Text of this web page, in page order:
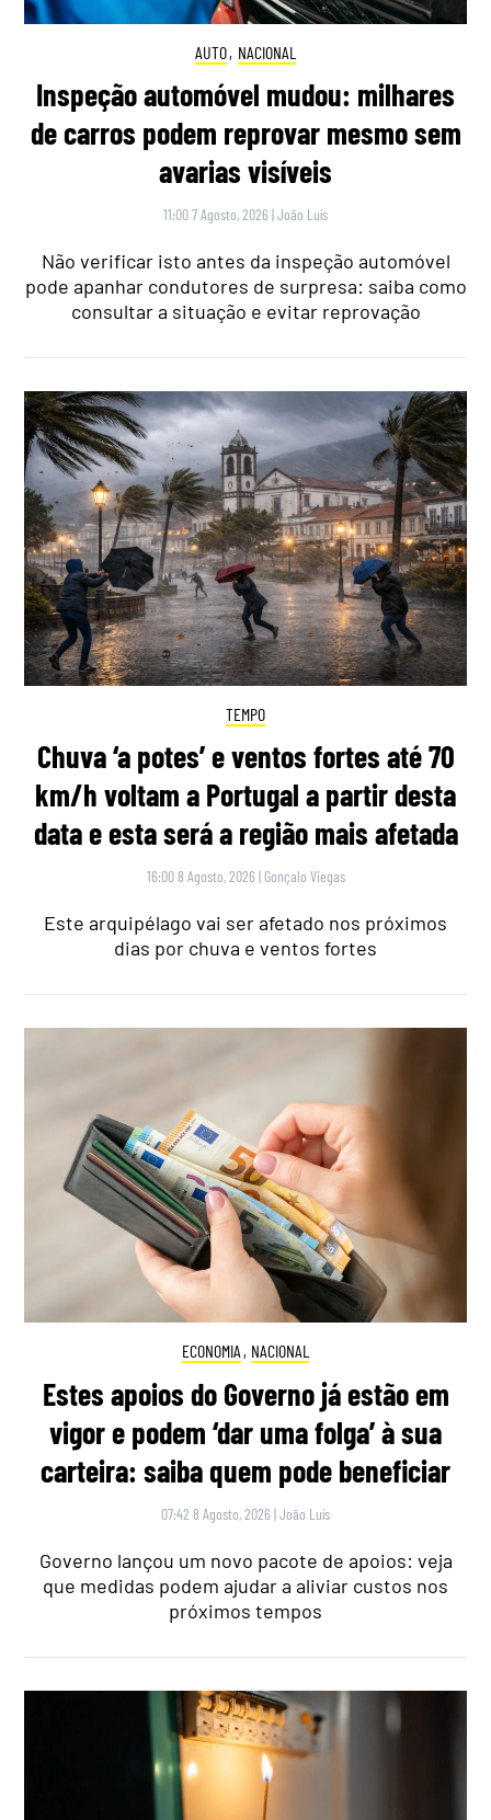
AUTO, NACIONAL
Inspeção automóvel mudou: milhares
de carros podem reprovar mesmo sem
avarias visíveis
11:00 7 Agosto, 2026 |João Luís
Não verificar isto antes da inspeção automóvel
pode apanhar condutores de surpresa: saiba como
consultar a situação e evitar reprovação
TEMPO
Chuva ‘a potes’ e ventos fortes até 70
km/h voltam a Portugal a partir desta
data e esta será a região mais afetada
16:00 8 Agosto, 2026 | Gonçalo Viegas
Este arquipélago vai ser afetado nos próximos
dias por chuva e ventos fortes
ECONOMIA , NACIONAL
Estes apoios do Governo já estão em
vigor e podem ‘dar uma folga’ à sua
carteira: saiba quem pode beneficiar
07:42 8 Agosto, 2026 |João Luís
Governo lançou um novo pacote de apoios: veja
que medidas podem ajudar a aliviar custos nos
próximos tempos